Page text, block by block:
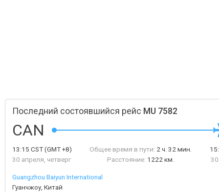
Последний состоявшийся рейс MU 7582
CAN
13:15 CST(GMT +8)
30 апреля, четверг
Общее время в пути: 2 ч. 32 мин.
Расстояние: 1222 км.
Guangzhou Baiyun International
Гуанчжоу, Китай